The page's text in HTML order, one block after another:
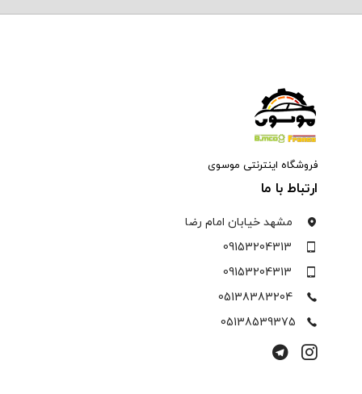
فروشگاه اینترنتی موسوی
ارتباط با ما
مشهد خیابان امام رضا
09153204313
09153204313
05138383204
05138539375